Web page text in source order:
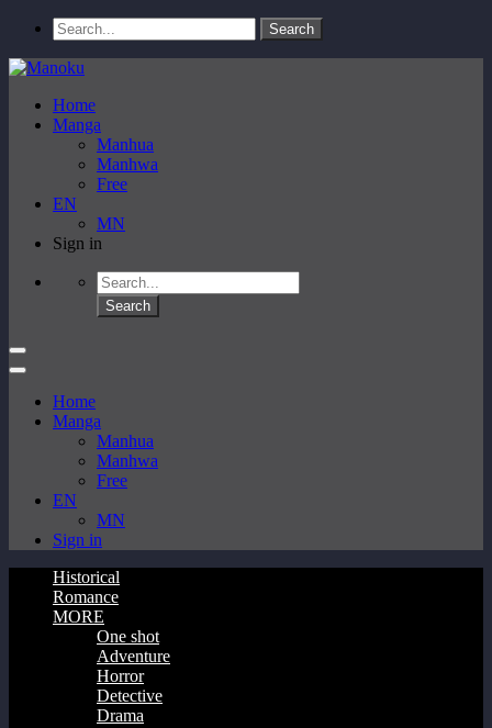
Home
Manga
Manhua
Manhwa
Free
EN
MN
Sign in
Home
Manga
Manhua
Manhwa
Free
EN
MN
Sign in
Historical
Romance
MORE
One shot
Adventure
Horror
Detective
Drama